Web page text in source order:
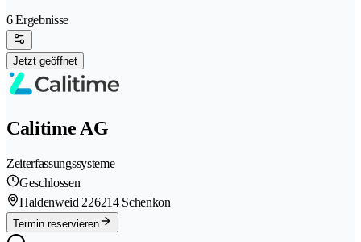
6 Ergebnisse
Jetzt geöffnet
Calitime AG
Zeiterfassungssysteme
Geschlossen
Haldenweid 226214 Schenkon
Termin reservieren